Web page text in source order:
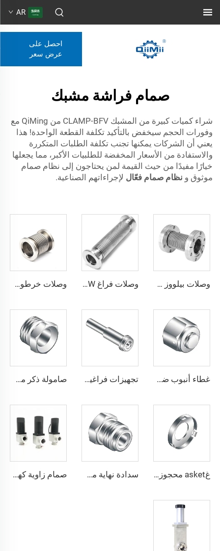
AR
احصل على
عرض سعر
صمام فراشة مشبك
شراء كميات كبيرة من المشبك CLAMP-BFV من QiMing مع
وفورات الحجم سيخفض بالتأكيد تكلفة القطعة الواحدة! هذا
يعني أن الشركات يمكنها تجنب تكلفة الطلبات المتكررة
والاستفادة من الأسعار المخفضة للطلبيات الأكبر، مما يجعلها
خيارًا مفيدًا من حيث القيمة لمن يحتاجون إلى نظام صمام
موثوق و نظام صمام فعّال لإجراءاتهم الصناعية.
وصلات بيلووز CF من الفولاذ المقاوم للصدأ SUS304 وSUS316L مزورة، أنبوب مرن CF16/CF35/CF63، خرطوم بيلووز مرن للفراغ العالي، وصلة شفة ثابتة أو قابلة للدوران وصلات فراغ KF/NW من الفولاذ المقاوم للصدأ SS304 وSS316L، خرطوم مموج مرن KF16-KF100، أنبوب بيلووز مزور من الفولاذ المقاوم للصدأ، أنبوب لولبي قابل للثني، الطول L يمكن تخصيصه وصلات خرطوم مرنة ISO-K من الفولاذ المقاوم للصدأ SS304 وSS316L، بيلووز ISO63-ISO200، وصلات شفاطات قابلة للضغط NW63-200 للفراغ
غطاء أنبوب ضغط من الفولاذ المقاوم للصدأ SS316L توصيل معدني QCR حجم 1/8"-1" تلدين لامع/تلميع كهربائي تجهيزات فراغية عالية الفولاذ المقاوم للصدأ طويلة وقصيرة مع غدة من النوع QCR-VCR ذات الوجه المعدني 1/8"-1" تلدين لامع/تلميع كهربائي صامولة ذكر مسامير فولاذ مقاوم للصدأ تركيبات QCR ذات الوجه المعدني 1/8"-1" تلدين لامع/تلميع كهربائي SS316L صامولة ذكر
غasket محجوزة بنظام VCR مع مخلب، ختم فولاذ مقاوم للصدأ، غسالة تثبيت SS316L تركيبات QCR ذات الوجه المعدني 1/8"-1" تلدين لامع/تلميع كهربائي سدادة نهاية من الفولاذ المقاوم للصدأ SS316L تركيبات QCR ذات الوجه المعدني 1/8"-1" تلدين لامع/تلميع كهربائي صمام زاوية كهرومغناطيسي جسم ألومنيوم زاوية 90 درجة نوع L فراغ عالي تركيب KF16/KF25/KF40/KF50 NW25/NW40 صمام زاوية